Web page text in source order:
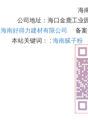
海
公司地址：海口金鹿工业
海南好得力建材有限公司 备
本站关键词： :海南腻子粉